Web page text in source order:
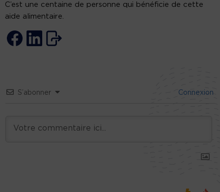
C’est une centaine de personne qui bénéficie de cette
aide alimentaire.
S’abonner Connexion